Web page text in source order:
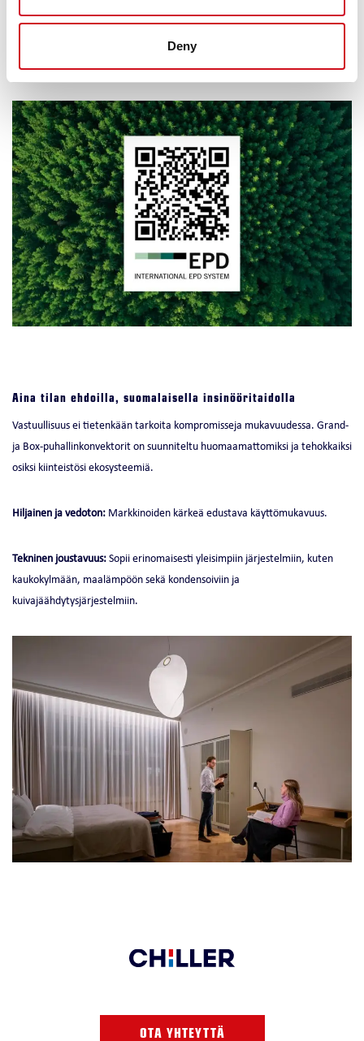
Deny
Box double EPD-seloste
Aina tilan ehdoilla, suomalaisella insinööritaidolla
Vastuullisuus ei tietenkään tarkoita kompromisseja mukavuudessa. Grand-
ja Box-puhallinkonvektorit on suunniteltu huomaamattomiksi ja tehokkaiksi
osiksi kiinteistösi ekosysteemiä.
Hiljainen ja vedoton: Markkinoiden kärkeä edustava käyttömukavuus.
Tekninen joustavuus:Sopii erinomaisesti yleisimpiin järjestelmiin, kuten
kaukokylmään, maalämpöön sekä kondensoiviin ja
kuivajäähdytysjärjestelmiin.
OTA YHTEYTTÄ